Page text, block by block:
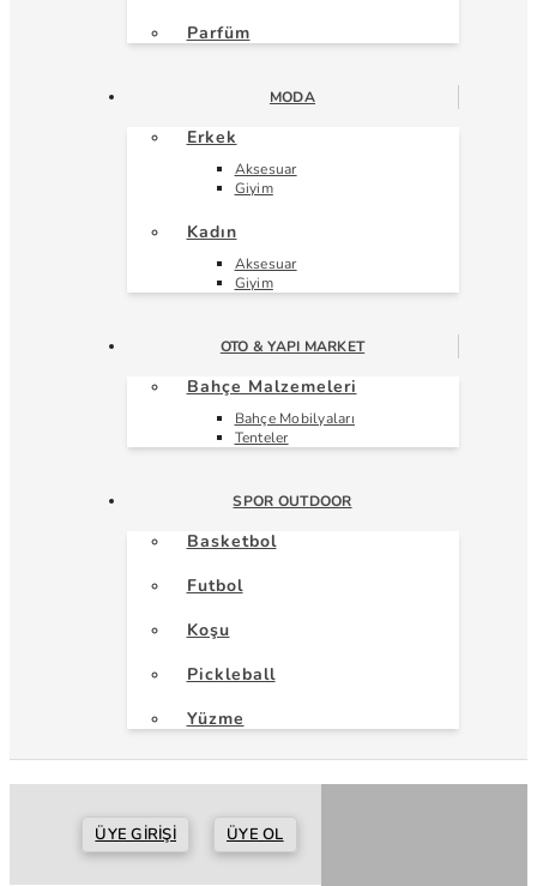
Parfüm
MODA
Erkek
Aksesuar
Giyim
Kadın
Aksesuar
Giyim
OTO & YAPI MARKET
Bahçe Malzemeleri
Bahçe Mobilyaları
Tenteler
SPOR OUTDOOR
Basketbol
Futbol
Koşu
Pickleball
Yüzme
ÜYE GIRIŞI ÜYE OL